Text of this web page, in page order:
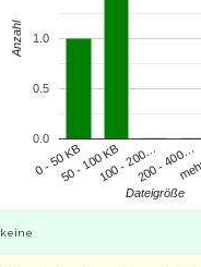
0 - 50 KB50 - 100 KB100 - 200…200 - 400…
0.0
0.5
1.0
Dateigröße
Anzahl
keine